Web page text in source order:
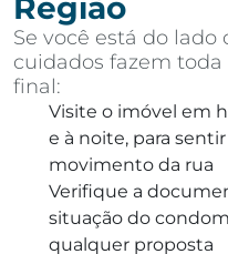
Região
Se você está do lado
cuidados fazem
final:
Visite o imóvel em
e à noite, para
movimento da rua
Verifique a
situação do
qualquer proposta